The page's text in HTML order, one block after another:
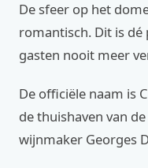
De sfeer op het
romantisch. Dit is
gasten nooit meer
De officiële naam is
de thuishaven van
wijnmaker Georges